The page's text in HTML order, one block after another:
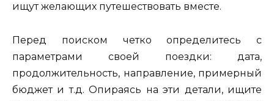
ищут желающих путешествовать вместе.
Перед поиском четко определитесь с
параметрами своей поездки: дата,
продолжительность, направление, примерный
бюджет и т.д. Опираясь на эти детали, ищите